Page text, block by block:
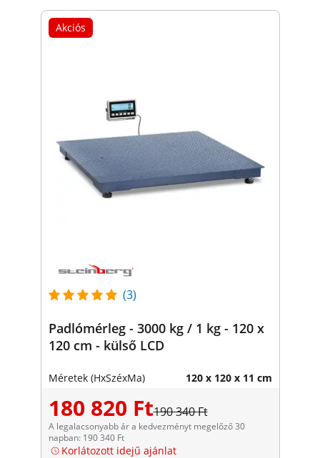
Akciós
(3)
Padlómérleg - 3000 kg / 1 kg - 120 x
120 cm - külső LCD
Méretek (HxSzéxMa) 120 x 120 x 11 cm
180 820 Ft190 340 Ft
A legalacsonyabb ár a kedvezményt megelőző 30
napban: 190 340 Ft
Korlátozott idejű ajánlat